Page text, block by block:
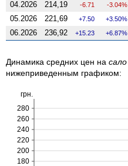
04.2026 214,19 -6.71 -3.04%
05.2026 221,69 7.50 3.50%
06.2026 236,92 15.23 6.87%
Динамика средних цен на сало
нижеприведенным графиком:
180
200
220
240
260
280
грн.